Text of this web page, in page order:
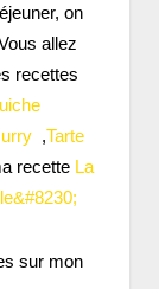
on
allez
recettes
,Tarte
recette La
sur mon